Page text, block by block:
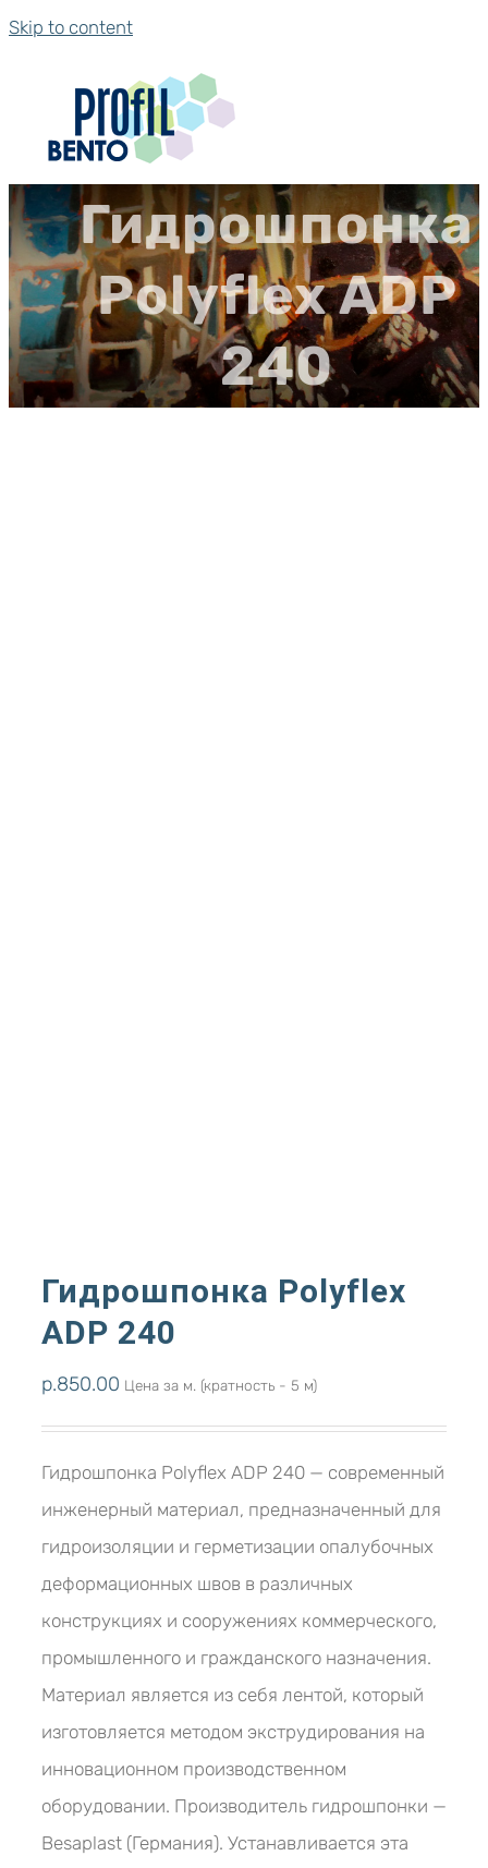
Skip to content
Гидрошпонка
Polyflex ADP
240
Гидрошпонка Polyflex
ADP 240
р.850.00 Цена за м. (кратность - 5 м)
Гидрошпонка Polyflex ADP 240 — современный
инженерный материал, предназначенный для
гидроизоляции и герметизации опалубочных
деформационных швов в различных
конструкциях и сооружениях коммерческого,
промышленного и гражданского назначения.
Материал является из себя лентой, который
изготовляется методом экструдирования на
инновационном производственном
оборудовании. Производитель гидрошпонки —
Besaplast (Германия). Устанавливается эта